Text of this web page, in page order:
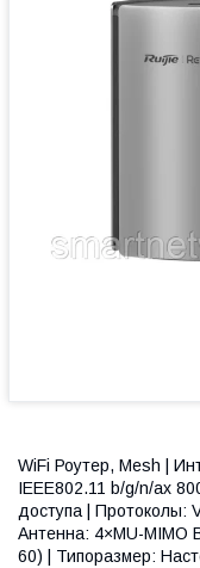
WiFi Роутер, Mesh |
IEEE802.11 b/g/n/ax
доступа | Протоколы:
Антенна: 4×MU-MIMO
60) | Типоразмер: